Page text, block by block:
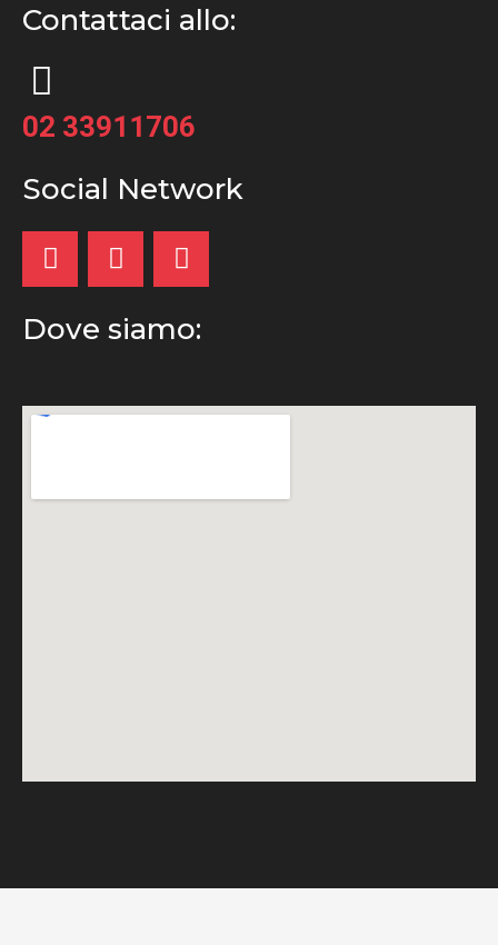
Contattaci allo:
02 33911706
Social Network
Dove siamo: